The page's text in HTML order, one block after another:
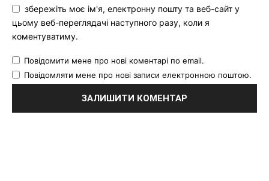
збережіть моє ім'я, електронну пошту та веб-сайт у
цьому веб-переглядачі наступного разу, коли я
коментуватиму.
Повідомити мене про нові коментарі по email.
Повідомляти мене про нові записи електронною поштою.